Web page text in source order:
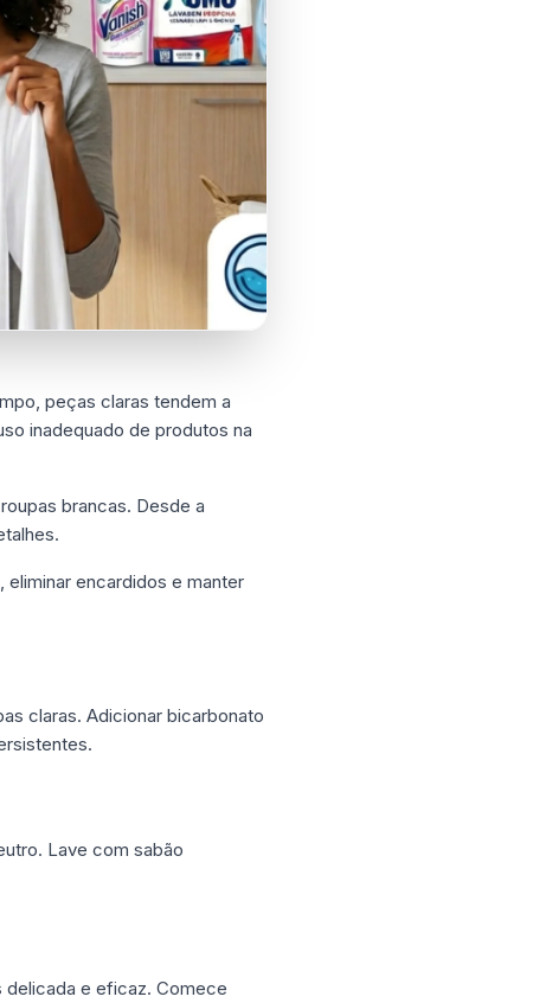
peças claras tendem a
inadequado de produtos na
brancas. Desde a
encardidos e manter
claras. Adicionar bicarbonato
Lave com sabão
delicada e eficaz. Comece